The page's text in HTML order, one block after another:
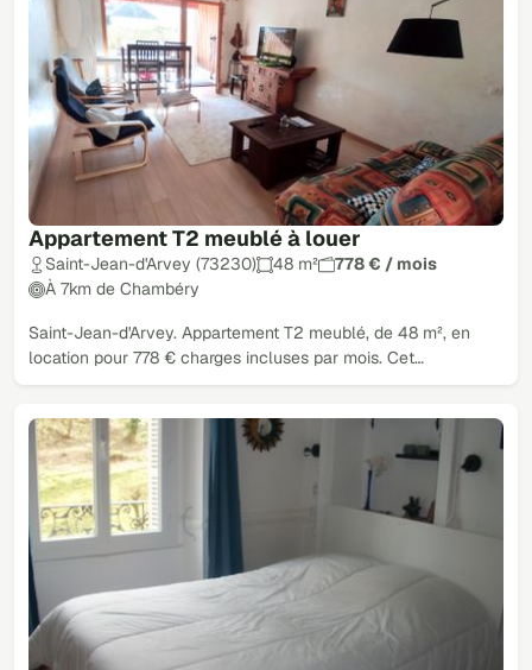
Appartement T2 meublé à louer
Saint-Jean-d'Arvey (73230) 48 m²
778 € / mois
À 7km de Chambéry
Saint-Jean-d'Arvey. Appartement T2 meublé, de 48 m², en
location pour 778 € charges incluses par mois. Cet…